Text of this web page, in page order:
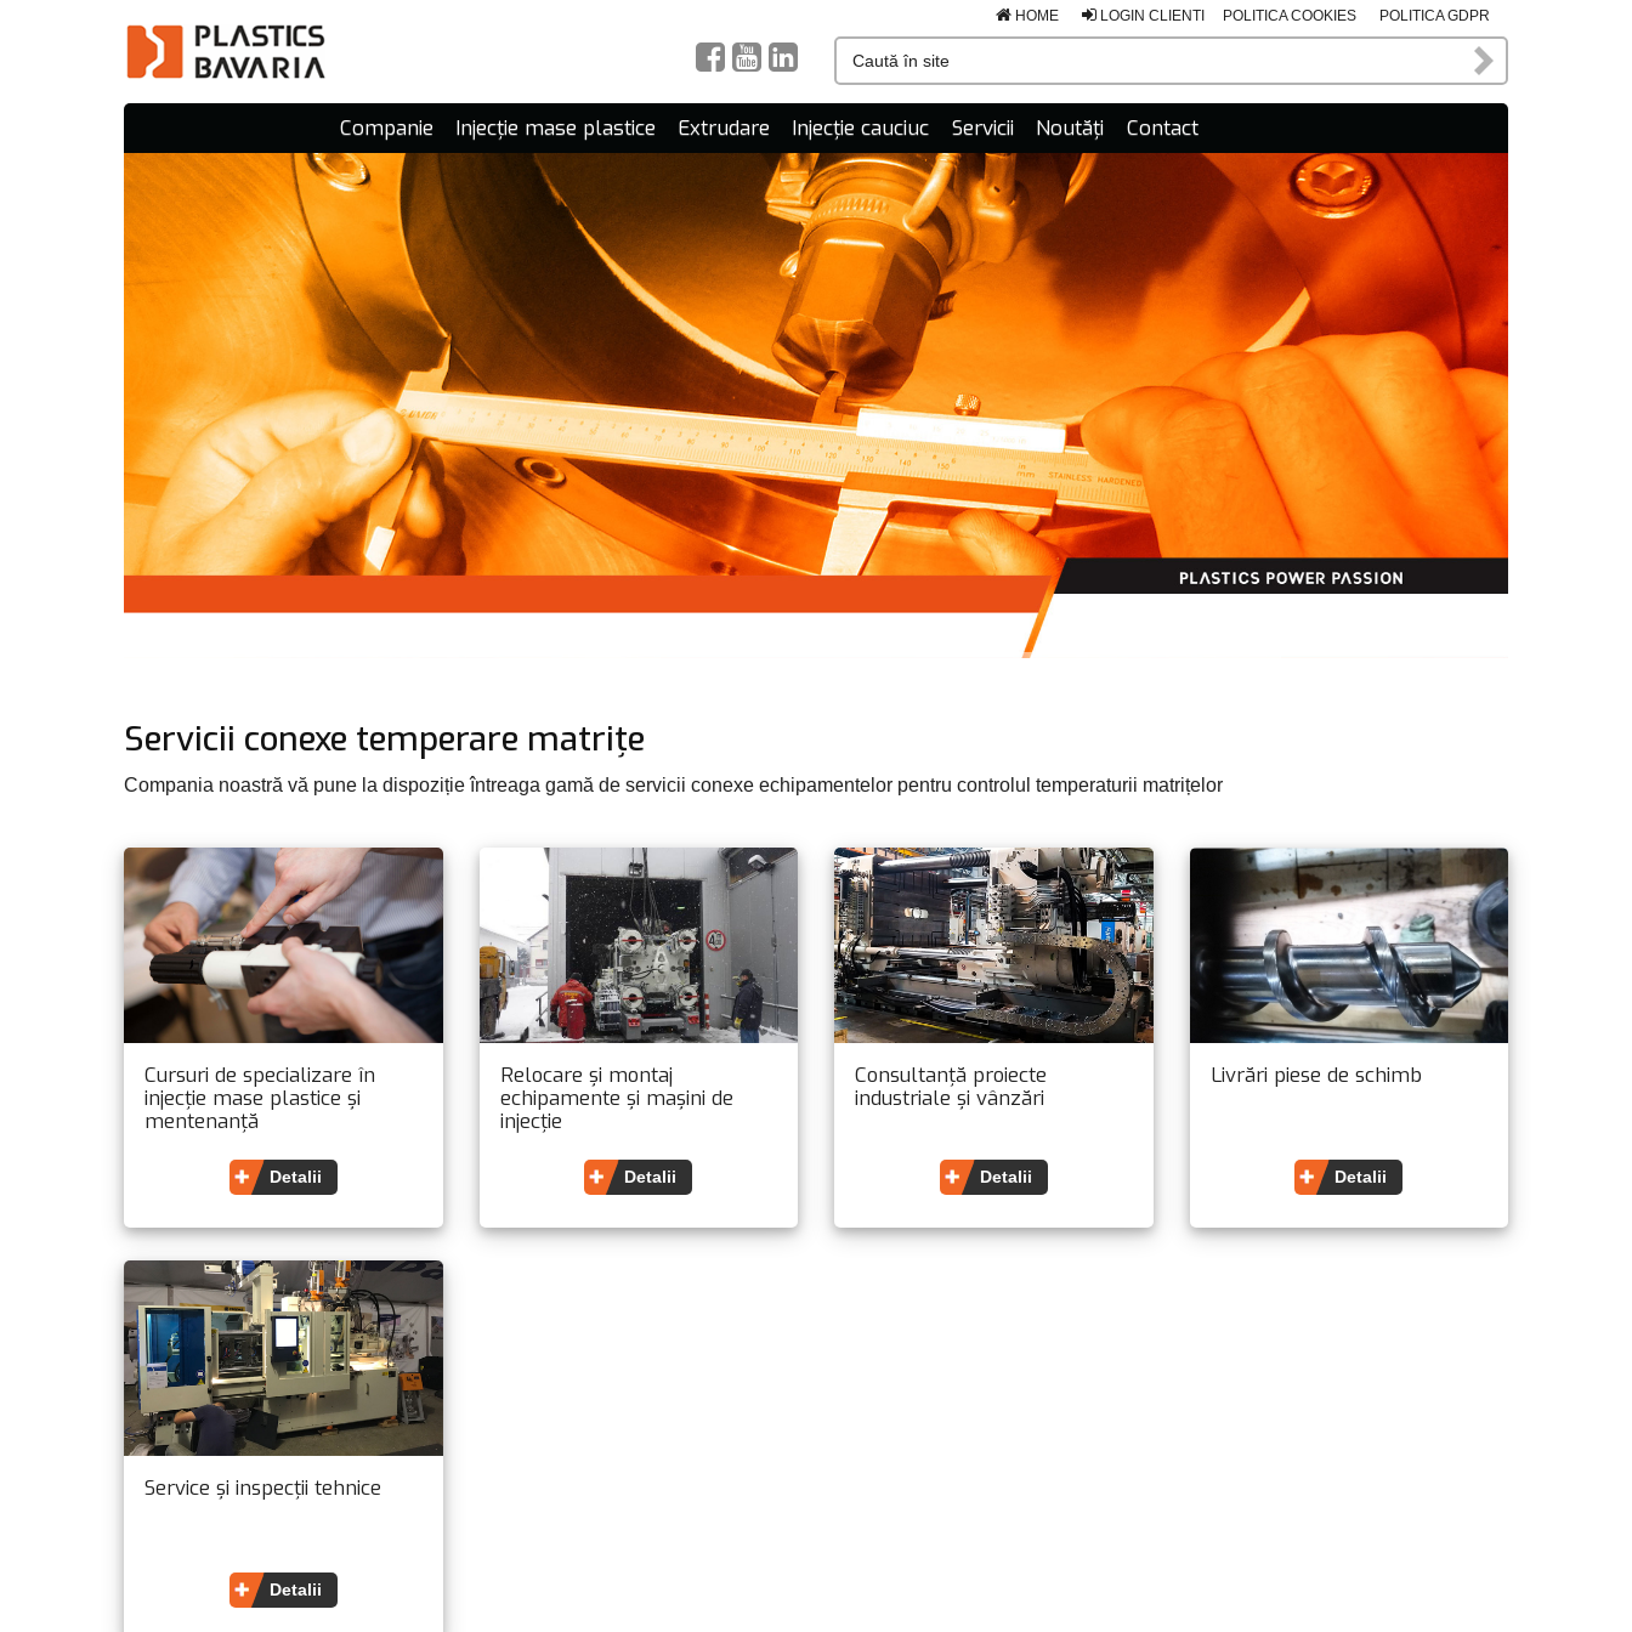
HOME LOGIN CLIENTI POLITICA COOKIES POLITICA GDPR
Companie Injecție mase plastice Extrudare Injecție cauciuc Servicii Noutăți Contact
Servicii conexe temperare matrițe
Compania noastră vă pune la dispoziție întreaga gamă de servicii conexe echipamentelor pentru controlul temperaturii matrițelor
Cursuri de specializare în
injecție mase plastice și
mentenanță
Detalii
Relocare și montaj
echipamente și mașini de
injecție
Detalii
Consultanță proiecte
industriale și vânzări
Detalii
Livrări piese de schimb
Detalii
Service și inspecții tehnice
Detalii